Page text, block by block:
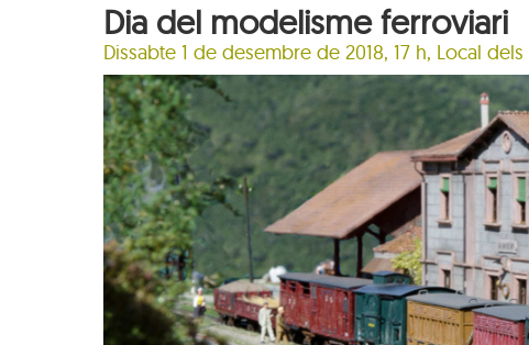
Dia del modelisme ferroviari
Dissabte 1 de desembre de 2018, 17 h, Local